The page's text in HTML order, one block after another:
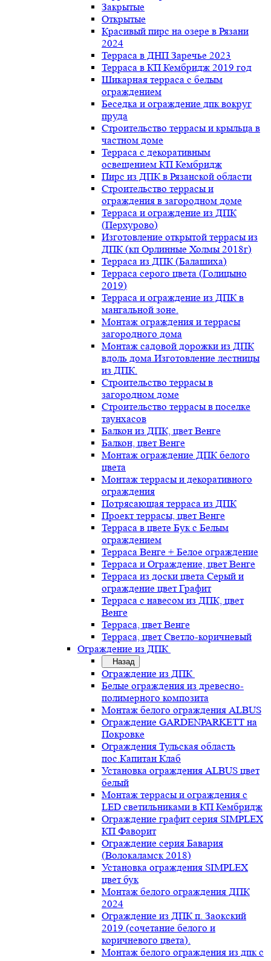
Закрытые
Открытые
Красивый пирс на озере в Рязани
2024
Терраса в ДНП Заречье 2023
Терраса в КП Кембридж 2019 год
Шикарная терраса с белым
ограждением
Беседка и ограждение дпк вокруг
пруда
Строительство террасы и крыльца в
частном доме
Терраса с декоративным
освещением КП Кембридж
Пирс из ДПК в Рязанской области
Строительство террасы и
ограждения в загородном доме
Терраса и ограждение из ДПК
(Перхурово)
Изготовление открытой террасы из
ДПК (кп Орлинные Холмы 2018г)
Терраса из ДПК (Балашиха)
Терраса серого цвета (Голицыно
2019)
Терраса и ограждение из ДПК в
мангальной зоне.
Монтаж ограждения и террасы
загородного дома
Монтаж садовой дорожки из ДПК
вдоль дома.Изготовление лестницы
из ДПК.
Строительство террасы в
загородном доме
Строительство террасы в поселке
таунхасов
Балкон из ДПК, цвет Венге
Балкон, цвет Венге
Монтаж ограждение ДПК белого
цвета
Монтаж террасы и декоративного
ограждения
Потрясающая терраса из ДПК
Проект террасы, цвет Венге
Терраса в цвете Бук с Белым
ограждением
Терраса Венге + Белое ограждение
Терраса и Ограждение, цвет Венге
Терраса из доски цвета Серый и
ограждение цвет Графит
Терраса с навесом из ДПК, цвет
Венге
Терраса, цвет Венге
Терраса, цвет Светло-коричневый
Ограждение из ДПК
Назад
Ограждение из ДПК
Белые ограждения из древесно-
полимерного композита
Монтаж белого ограждения ALBUS
Ограждение GARDENPARKETT на
Покровке
Ограждения Тульская область
пос.Капитан Клаб
Установка ограждения ALBUS цвет
белый
Монтаж террасы и ограждения с
LED светильниками в КП Кембридж
Ограждение графит серия SIMPLEX
КП Фаворит
Ограждение серия Бавария
(Волокаламск 2018)
Установка ограждения SIMPLEX
цвет бук
Монтаж белого ограждения ДПК
2024
Ограждение из ДПК п. Заокский
2019 (сочетание белого и
коричневого цвета).
Монтаж белого ограждения из дпк с